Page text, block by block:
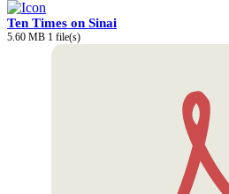
Ten Times on Sinai
5.60 MB 1 file(s)